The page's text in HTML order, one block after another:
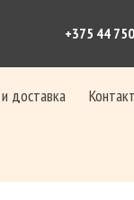
+375 44
доставка